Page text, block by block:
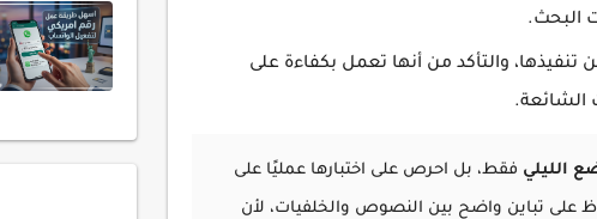
البحث.
تنفيذها، والتأكد من أنها تعمل بكفاءة على
الشائعة.
الليلي فقط، بل احرص على اختبارها عمليًا على
على تباين واضح بين النصوص والخلفيات، لأن